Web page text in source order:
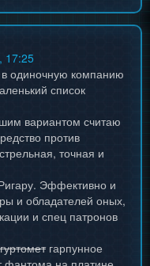
17:25
в одиночную компанию
список
вариантом считаю
против
точная и
Эффективно и
и обладателей оных,
и спец патронов
гарпунное